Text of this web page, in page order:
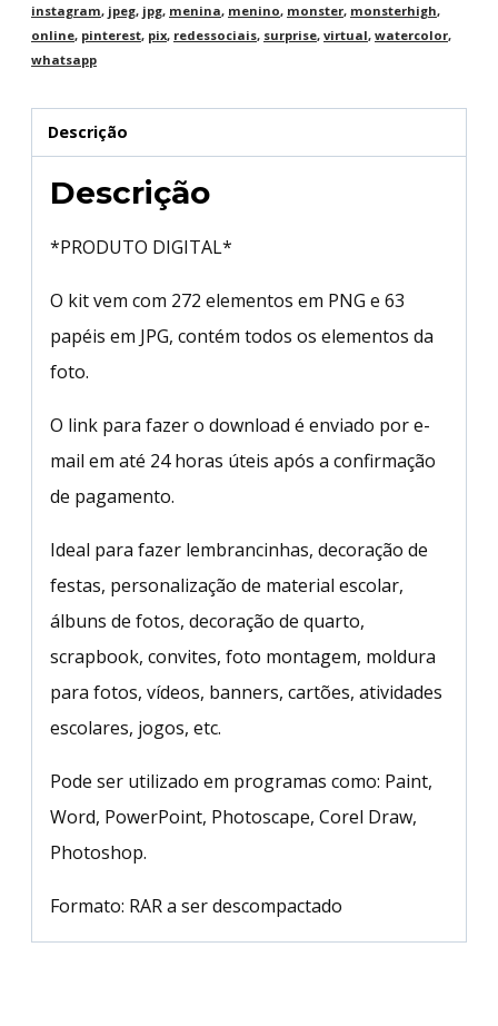
instagram, jpeg, jpg, menina, menino, monster, monsterhigh,
online, pinterest, pix, redessociais, surprise, virtual, watercolor,
whatsapp
Descrição
Descrição
*PRODUTO DIGITAL*
O kit vem com 272 elementos em PNG e 63
papéis em JPG, contém todos os elementos da
foto.
O link para fazer o download é enviado por e-
mail em até 24 horas úteis após a confirmação
de pagamento.
Ideal para fazer lembrancinhas, decoração de
festas, personalização de material escolar,
álbuns de fotos, decoração de quarto,
scrapbook, convites, foto montagem, moldura
para fotos, vídeos, banners, cartões, atividades
escolares, jogos, etc.
Pode ser utilizado em programas como: Paint,
Word, PowerPoint, Photoscape, Corel Draw,
Photoshop.
Formato: RAR a ser descompactado